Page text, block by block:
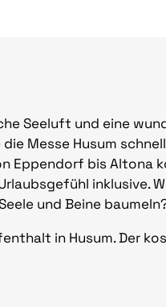
Seeluft und eine
Messe Husum
Eppendorf bis Altona
inklusive.
und Beine
in Husum. Der